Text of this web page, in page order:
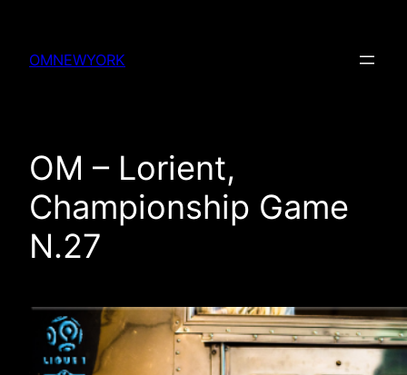
content
OMNEWYORK
OM – Lorient,
Championship Game
N.27